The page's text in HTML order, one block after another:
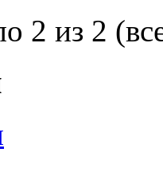
2 из 2